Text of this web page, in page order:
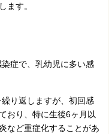
ます。
症で、乳幼児に多い感
り返しますが、初回感
おり、特に生後6ヶ月以
など重症化することがあ